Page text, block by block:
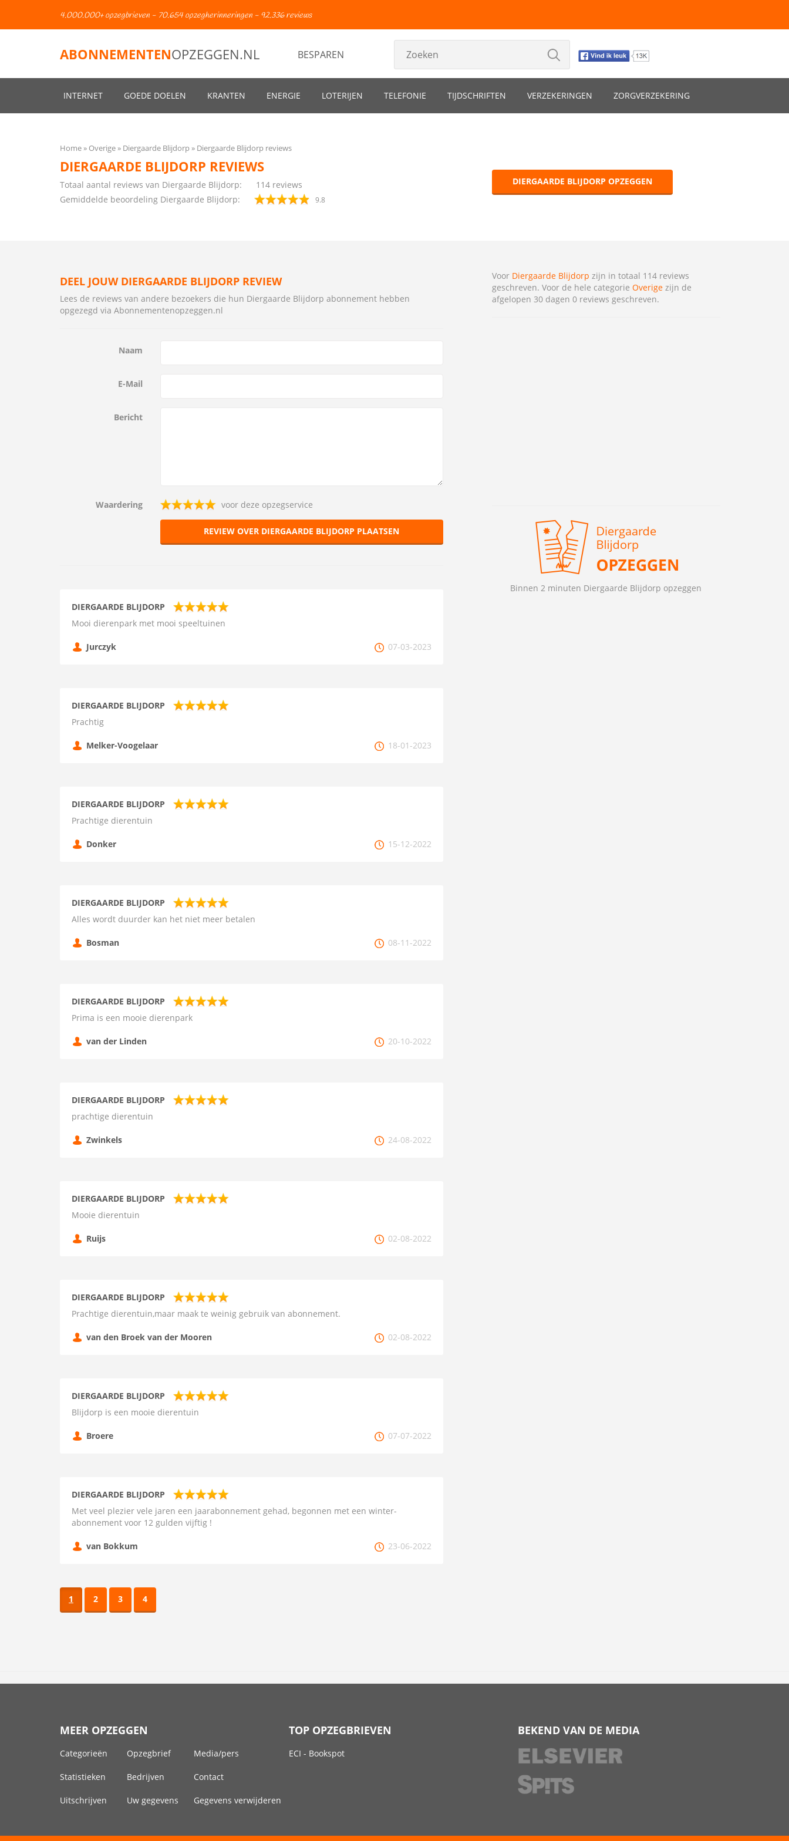
4.000.000+ opzegbrieven - 70.654 opzegherinneringen - 92.336 reviews
ABONNEMENTENOPZEGGEN.NL BESPAREN
INTERNET GOEDE DOELEN KRANTEN ENERGIE LOTERIJEN TELEFONIE TIJDSCHRIFTEN VERZEKERINGEN ZORGVERZEKERING
Home Overige Diergaarde Blijdorp Diergaarde Blijdorp reviews
DIERGAARDE BLIJDORP REVIEWS
Totaal aantal reviews van Diergaarde Blijdorp: 114 reviews
Gemiddelde beoordeling Diergaarde Blijdorp:
9.8
DIERGAARDE BLIJDORP OPZEGGEN
DEEL JOUW DIERGAARDE BLIJDORP REVIEW
Lees de reviews van andere bezoekers die hun Diergaarde Blijdorp abonnement hebben
opgezegd via Abonnementenopzeggen.nl
Naam
E-Mail
Bericht
Waardering voor deze opzegservice
REVIEW OVER DIERGAARDE BLIJDORP PLAATSEN
DIERGAARDE BLIJDORP
Mooi dierenpark met mooi speeltuinen
Jurczyk 07-03-2023
DIERGAARDE BLIJDORP
Prachtig
Melker-Voogelaar 18-01-2023
DIERGAARDE BLIJDORP
Prachtige dierentuin
Donker 15-12-2022
DIERGAARDE BLIJDORP
Alles wordt duurder kan het niet meer betalen
Bosman 08-11-2022
DIERGAARDE BLIJDORP
Prima is een mooie dierenpark
van der Linden 20-10-2022
DIERGAARDE BLIJDORP
prachtige dierentuin
Zwinkels 24-08-2022
DIERGAARDE BLIJDORP
Mooie dierentuin
Ruijs 02-08-2022
DIERGAARDE BLIJDORP
Prachtige dierentuin,maar maak te weinig gebruik van abonnement.
van den Broek van der Mooren 02-08-2022
DIERGAARDE BLIJDORP
Blijdorp is een mooie dierentuin
Broere 07-07-2022
DIERGAARDE BLIJDORP
Met veel plezier vele jaren een jaarabonnement gehad, begonnen met een winter-
abonnement voor 12 gulden vijftig !
van Bokkum 23-06-2022
1 2 3 4
Voor Diergaarde Blijdorp zijn in totaal 114 reviews
geschreven. Voor de hele categorie Overigezijn de
afgelopen 30 dagen 0 reviews geschreven.
Binnen 2 minuten Diergaarde Blijdorp opzeggen
MEER OPZEGGEN
Categorieën Opzegbrief Media/pers
Statistieken Bedrijven Contact
Uitschrijven Uw gegevens Gegevens verwijderen
TOP OPZEGBRIEVEN
ECI - Bookspot
BEKEND VAN DE MEDIA